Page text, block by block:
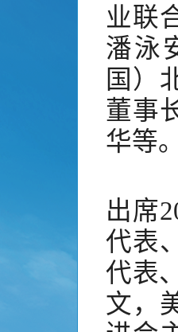
业联
潘泳
国）
董事
华等
出席
代表
代表
文，